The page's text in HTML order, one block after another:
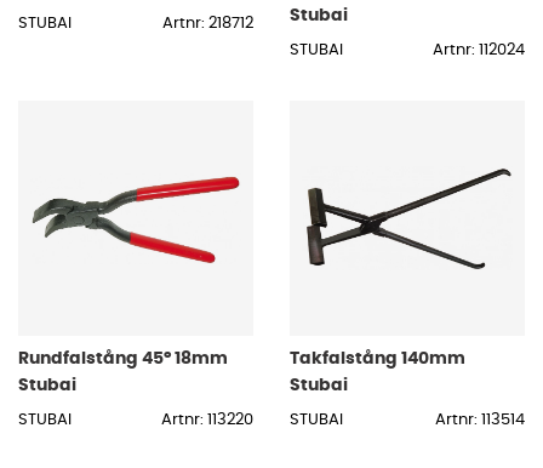
STUBAI Artnr: 218712
Stubai
STUBAI Artnr: 112024
Rundfalstång 45° 18mm
Stubai
STUBAI Artnr: 113220
Takfalstång 140mm
Stubai
STUBAI Artnr: 113514